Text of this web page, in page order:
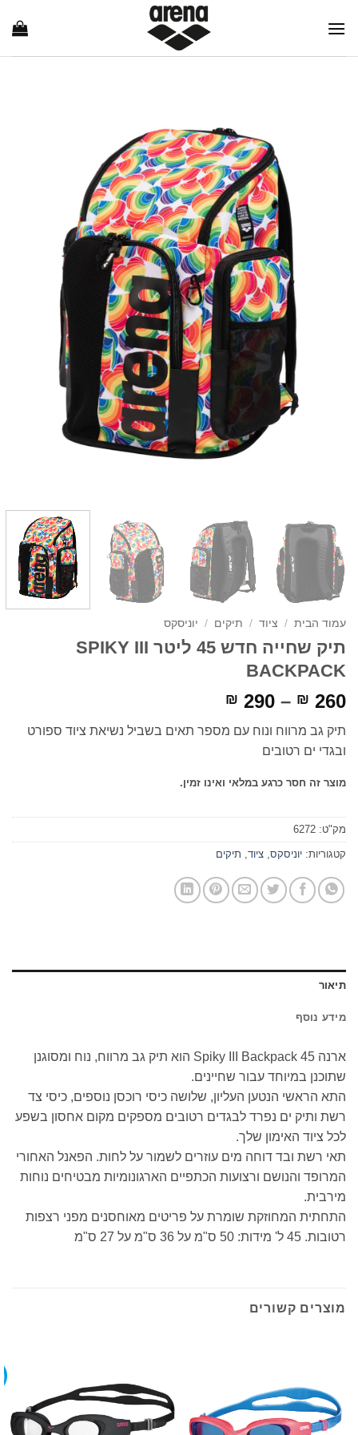
עמוד הבית / ציוד / תיקים / יוניסקס
תיק שחייה חדש 45 ליטר SPIKY III
BACKPACK
₪ 260
–
₪ 290
תיק גב מרווח ונוח עם מספר תאים בשביל נשיאת ציוד ספורט
ובגדי ים רטובים
מוצר זה חסר כרגע במלאי ואינו זמין.
מק"ט: 6272
קטגוריות: יוניסקס ציוד תיקים
תיאור
מידע נוסף
ארנה Spiky III Backpack 45 הוא תיק גב מרווח, נוח ומסוגנן
שתוכנן במיוחד עבור שחיינים.
התא הראשי הנטען העליון, שלושה כיסי רוכסן נוספים, כיסי צד
רשת ותיק ים נפרד לבגדים רטובים מספקים מקום אחסון בשפע
לכל ציוד האימון שלך.
תאי רשת ובד דוחה מים עוזרים לשמור על לחות. הפאנל האחורי
המרופד והנושם ורצועות הכתפיים הארגונומיות מבטיחים נוחות
מירבית.
התחתית המחוזקת שומרת על פריטים מאוחסנים מפני רצפות
רטובות. 45 ל' מידות: 50 ס"מ על 36 ס"מ על 27 ס"מ
מוצרים קשורים